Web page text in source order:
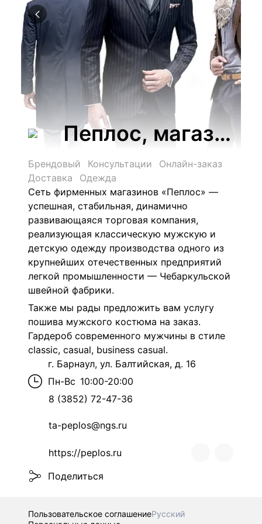
Пеплос, магазин
Брендовый Консультации
Онлайн-заказ
Доставка
Одежда
Сеть фирменных магазинов «Пеплос» —
успешная, стабильная, динамично
развивающаяся торговая компания,
реализующая классическую мужскую и
детскую одежду производства одного из
крупнейших отечественных предприятий
легкой промышленности — Чебаркульской
швейной фабрики.
Также мы рады предложить вам услугу
пошива мужского костюма на заказ.
Гардероб современного мужчины в стиле
classic, casual, business casual.
г. Барнаул, ул. Балтийская, д. 16
Пн-Вс 10:00-20:00
8 (3852) 72-47-36
ta-peplos@ngs.ru
https://peplos.ru
Поделиться
Пользовательское соглашениеРусский